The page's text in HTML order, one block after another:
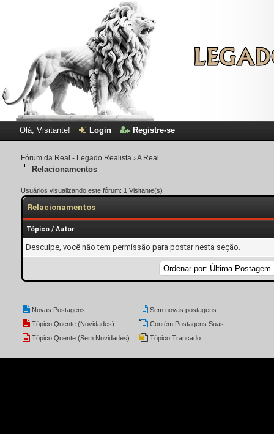
Olá, Visitante! Login Registre-se
Fórum da Real - Legado Realista ›A Real
Relacionamentos
Usuários visualizando este fórum: 1 Visitante(s)
Relacionamentos
Tópico /Autor
Desculpe, você não tem permissão para postar nesta seção.
Novas Postagens
Tópico Quente (Novidades)
Tópico Quente (Sem Novidades)
Sem novas postagens
Contém Postagens Suas
Tópico Trancado